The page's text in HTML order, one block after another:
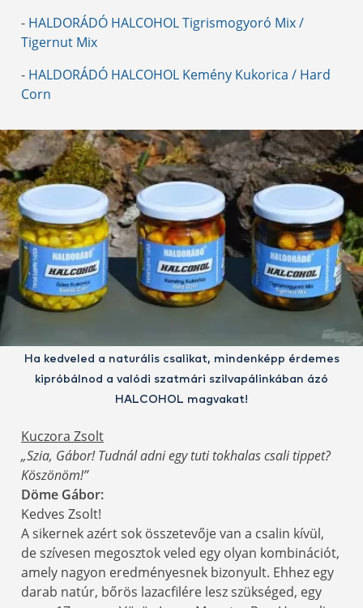
- HALDORÁDÓ HALCOHOL Tigrismogyoró Mix /
Tigernut Mix
- HALDORÁDÓ HALCOHOL Kemény Kukorica / Hard
Corn
Ha kedveled a naturális csalikat, mindenképp érdemes
kipróbálnod a valódi szatmári szilvapálinkában ázó
HALCOHOL magvakat!
Kuczora Zsolt
„Szia, Gábor! Tudnál adni egy tuti tokhalas csali tippet?
Köszönöm!”
Döme Gábor:
Kedves Zsolt!
A sikernek azért sok összetevője van a csalin kívül,
de szívesen megosztok veled egy olyan kombinációt,
amely nagyon eredményesnek bizonyult. Ehhez egy
darab natúr, bőrös lazacfilére lesz szükséged, egy